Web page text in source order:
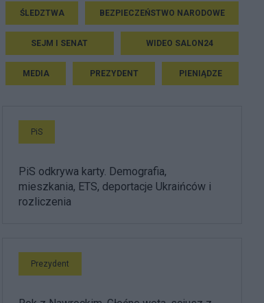
ŚLEDZTWA BEZPIECZEŃSTWO NARODOWE
SEJM I SENAT WIDEO SALON24
MEDIA PREZYDENT PIENIĄDZE
PiS
PiS odkrywa karty. Demografia,
mieszkania, ETS, deportacje Ukraińców i
rozliczenia
Prezydent